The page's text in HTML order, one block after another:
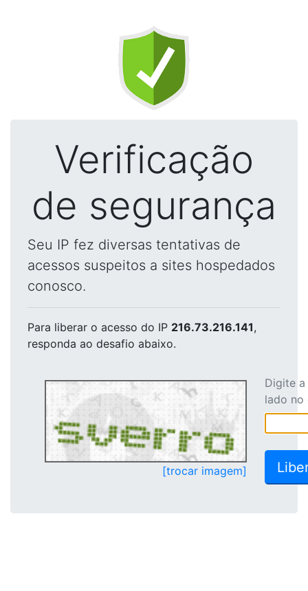
Verificação
de segurança
Seu IP fez diversas tentativas de
acessos suspeitos a sites hospedados
conosco.
Para liberar o acesso do IP 216.73.216.141,
responda ao desafio abaixo.
[trocar imagem]
Digite
lado no